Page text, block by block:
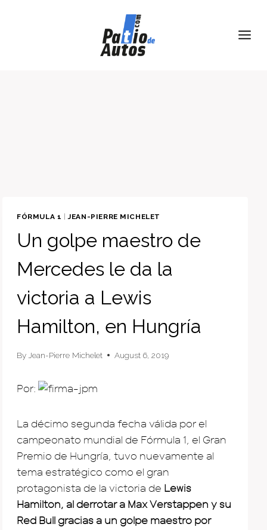
FÓRMULA 1 |JEAN-PIERRE MICHELET
Un golpe maestro de
Mercedes le da la
victoria a Lewis
Hamilton, en Hungría
By Jean-Pierre Michelet August 6, 2019
Por:
La décimo segunda fecha válida por el
campeonato mundial de Fórmula 1, el Gran
Premio de Hungría, tuvo nuevamente al
tema estratégico como el gran
protagonista de la victoria de Lewis
Hamilton, al derrotar a Max Verstappen y su
Red Bull gracias a un golpe maestro por